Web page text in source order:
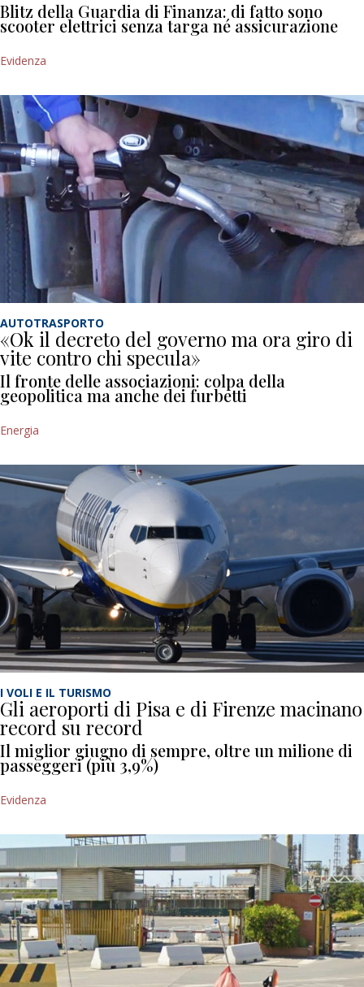
Blitz della Guardia di Finanza: di fatto sono
scooter elettrici senza targa né assicurazione
Evidenza
AUTOTRASPORTO
«Ok il decreto del governo ma ora giro di
vite contro chi specula»
Il fronte delle associazioni: colpa della
geopolitica ma anche dei furbetti
Energia
I VOLI E IL TURISMO
Gli aeroporti di Pisa e di Firenze macinano
record su record
Il miglior giugno di sempre, oltre un milione di
passeggeri (più 3,9%)
Evidenza